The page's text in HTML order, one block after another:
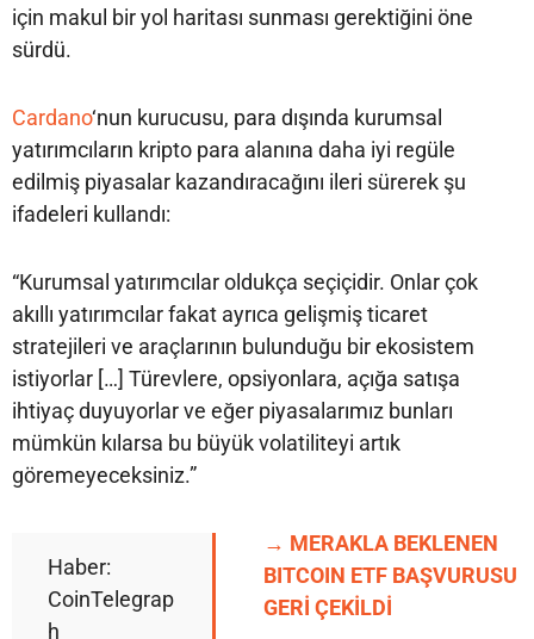
için makul bir yol haritası sunması gerektiğini öne
sürdü.
Cardano‘nun kurucusu, para dışında kurumsal
yatırımcıların kripto para alanına daha iyi regüle
edilmiş piyasalar kazandıracağını ileri sürerek şu
ifadeleri kullandı:
“Kurumsal yatırımcılar oldukça seçiçidir. Onlar çok
akıllı yatırımcılar fakat ayrıca gelişmiş ticaret
stratejileri ve araçlarının bulunduğu bir ekosistem
istiyorlar […] Türevlere, opsiyonlara, açığa satışa
ihtiyaç duyuyorlar ve eğer piyasalarımız bunları
mümkün kılarsa bu büyük volatiliteyi artık
göremeyeceksiniz.”
Haber:
CoinTelegrap
h
→ MERAKLA BEKLENEN
BITCOIN ETF BAŞVURUSU
GERİ ÇEKİLDİ